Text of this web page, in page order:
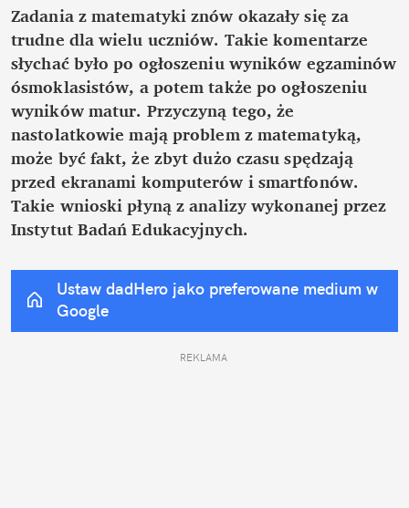
Zadania z matematyki znów okazały się za
trudne dla wielu uczniów. Takie komentarze
słychać było po ogłoszeniu wyników egzaminów
ósmoklasistów, a potem także po ogłoszeniu
wyników matur. Przyczyną tego, że
nastolatkowie mają problem z matematyką,
może być fakt, że zbyt dużo czasu spędzają
przed ekranami komputerów i smartfonów.
Takie wnioski płyną z analizy wykonanej przez
Instytut Badań Edukacyjnych.
Ustaw dadHero jako preferowane medium w
Google
REKLAMA